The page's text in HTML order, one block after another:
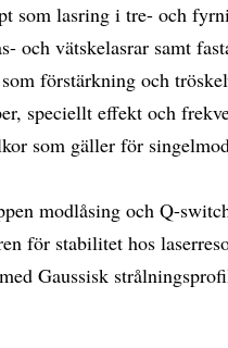
som lasring i tre- och
och vätskelasrar samt
förstärkning och
speciellt effekt och
som gäller för
modlåsing och Q-
för stabilitet hos
Gaussisk